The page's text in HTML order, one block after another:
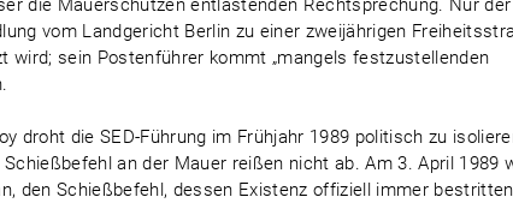
die Mauerschützen entlastenden Rechtsprechung. Nur
vom Landgericht Berlin zu einer zweijährigen
wird; sein Postenführer kommt „mangels festzustellenden
droht die SED-Führung im Frühjahr 1989 politisch zu
an der Mauer reißen nicht ab. Am 3. April 1989
den Schießbefehl, dessen Existenz offiziell immer